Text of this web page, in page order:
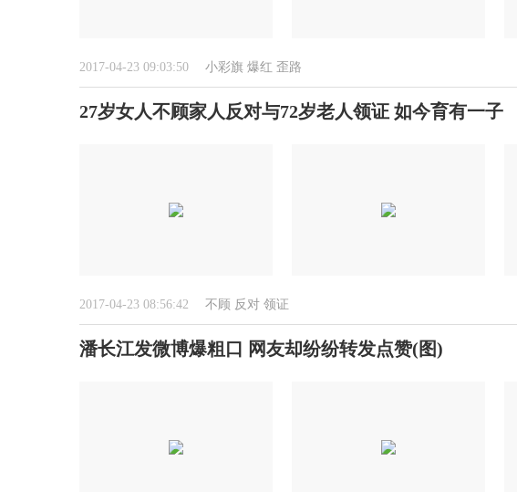
2017-04-23 09:03:50 小彩旗 爆红 歪路
27岁女人不顾家人反对与72岁老人领证 如今育有一子
2017-04-23 08:56:42 不顾 反对 领证
潘长江发微博爆粗口 网友却纷纷转发点赞(图)